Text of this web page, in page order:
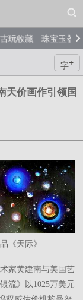
古玩收藏 珠宝玉器
字+
天价画作引领国
《天际》
家黄建南与美国艺
流》以1025万美元